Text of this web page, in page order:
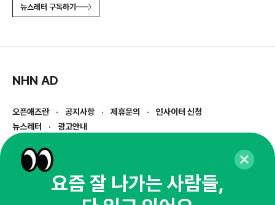
뉴스레터 구독하기
NHN AD
오픈애즈란 공지사항 제휴문의
인사이터 신청
뉴스레터
광고안내
경기도 성남시 분당구 대왕판교로645번길 16
사업자등록번호 : 144-81-27690(
통신판매업신고번호 : 2014-경기성남-1023
호스팅서비스사업자 : 오픈애즈
요즘 잘 나가는 사람들,